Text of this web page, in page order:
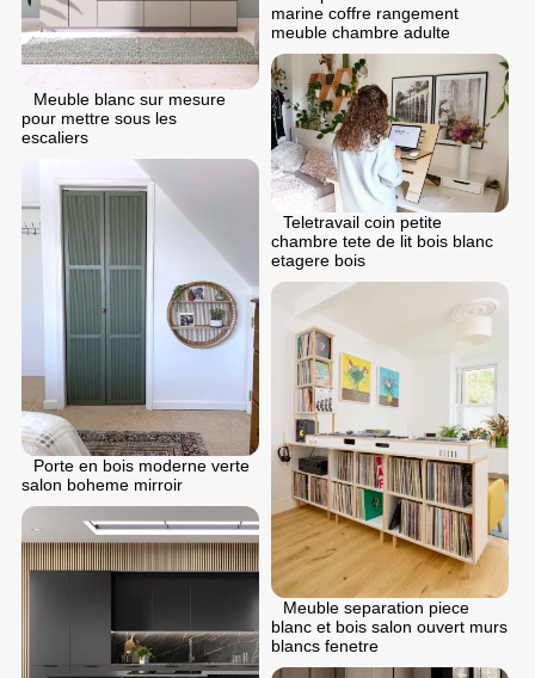
marine coffre rangement
meuble chambre adulte
Meuble blanc sur mesure
pour mettre sous les
escaliers
Teletravail coin petite
chambre tete de lit bois blanc
etagere bois
Porte en bois moderne verte
salon boheme mirroir
Meuble separation piece
blanc et bois salon ouvert murs
blancs fenetre